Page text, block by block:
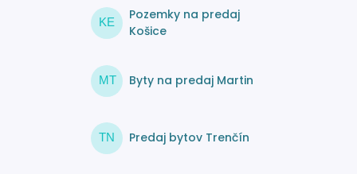
KE
Pozemky na predaj
Košice
MT Byty na predaj Martin
TN Predaj bytov Trenčín